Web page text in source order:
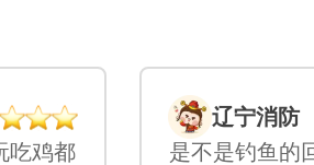
吃鸡都
辽宁消防
是不是钓鱼的